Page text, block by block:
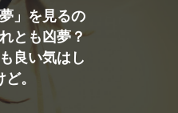
」を見るの
とも凶夢？
良い気はし
。